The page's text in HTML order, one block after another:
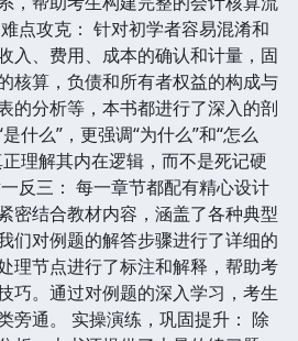
点攻克： 针对初学者容易混淆和
入、费用、成本的确认和计量，固
核算，负债和所有者权益的构成与
的分析等，本书都进行了深入的剖
什么”，更强调“为什么”和“怎么
理解其内在逻辑，而不是死记硬
反三： 每一章节都配有精心设计
密结合教材内容，涵盖了各种典型
们对例题的解答步骤进行了详细的
理节点进行了标注和解释，帮助考
巧。通过对例题的深入学习，考生
旁通。 实操演练，巩固提升： 除